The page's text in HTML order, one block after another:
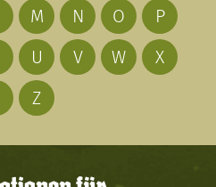
M N O
P
U V W
X
Z